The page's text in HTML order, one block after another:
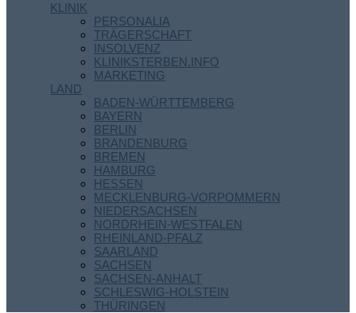
KLINIK
PERSONALIA
TRÄGERSCHAFT
INSOLVENZ
KLINIKSTERBEN.INFO
MARKETING
LAND
BADEN-WÜRTTEMBERG
BAYERN
BERLIN
BRANDENBURG
BREMEN
HAMBURG
HESSEN
MECKLENBURG-VORPOMMERN
NIEDERSACHSEN
NORDRHEIN-WESTFALEN
RHEINLAND-PFALZ
SAARLAND
SACHSEN
SACHSEN-ANHALT
SCHLESWIG-HOLSTEIN
THÜRINGEN